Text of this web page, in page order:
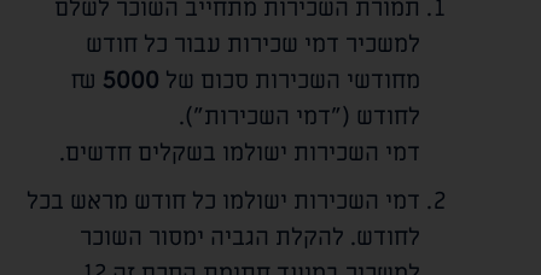
תמורת השכירות מתחייב השוכר לשלם
למשכיר דמי שכירות עבור כל חודש
מחודשי השכירות סכום של 5000
₪
לחודש ("דמי השכירות").
דמי השכירות ישולמו בשקלים חדשים.
דמי השכירות ישולמו כל חודש מראש בכל
לחודש. להקלת הגביה ימסור השוכר